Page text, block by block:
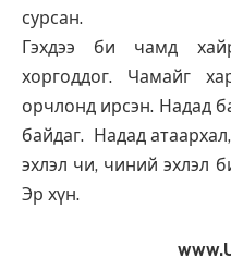
сурсан.
Гэхдээ би чамд
хоргоддог. Чамайг
орчлонд ирсэн. Надад
байдаг. Надад
эхлэл чи, чиний эхлэл
Эр хүн.